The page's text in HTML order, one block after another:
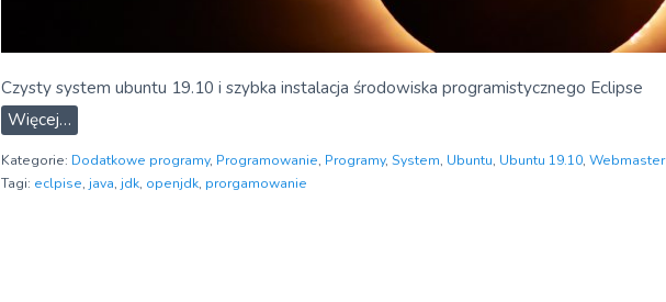
Czysty system ubuntu 19.10 i szybka instalacja środowiska programistycznego Eclipse
Więcej…
Kategorie: Dodatkowe programy, Programowanie, Programy, System, Ubuntu, Ubuntu 19.10, Webmaster
Tagi: eclpise, java, jdk, openjdk, prorgamowanie